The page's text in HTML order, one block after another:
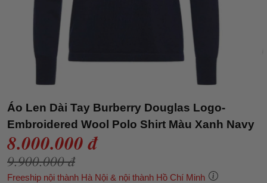
Áo Len Dài Tay Burberry Douglas Logo-
Embroidered Wool Polo Shirt Màu Xanh Navy
8.000.000 đ
9.900.000 đ
Freeship nội thành Hà Nội & nội thành Hồ Chí Minh